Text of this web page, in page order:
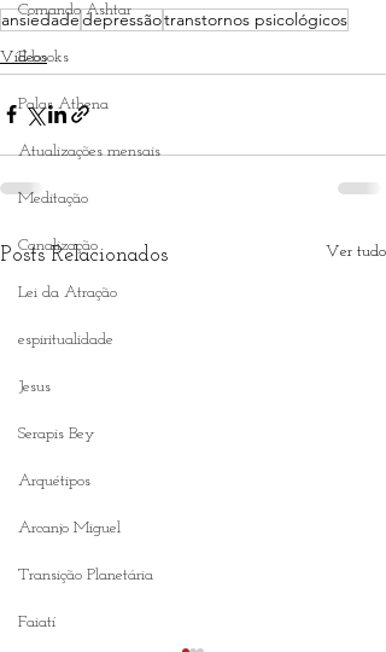
Comando Ashtar
E-books
Palas Athena
Atualizações mensais
Meditação
Canalização
Lei da Atração
espiritualidade
Jesus
Serapis Bey
Arquétipos
Arcanjo Miguel
Transição Planetária
Faiatí
ansiedadedepressãotranstornos psicológicos
Vídeos
Posts Relacionados Ver tudo